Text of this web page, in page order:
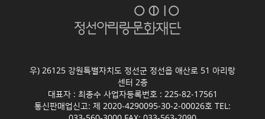
우) 26125 강원특별자치도 정선군 정선읍 애산로 51 아리랑
센터 2층
대표자 : 최종수 사업자등록번호 : 225-82-17561
통신판매업신고: 제 2020-4290095-30-2-00026호 TEL: